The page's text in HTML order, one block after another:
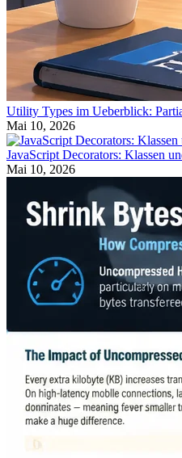
Utility Types im Ueberblick:
Mai 10, 2026
JavaScript Decorators: Klassen
Mai 10, 2026